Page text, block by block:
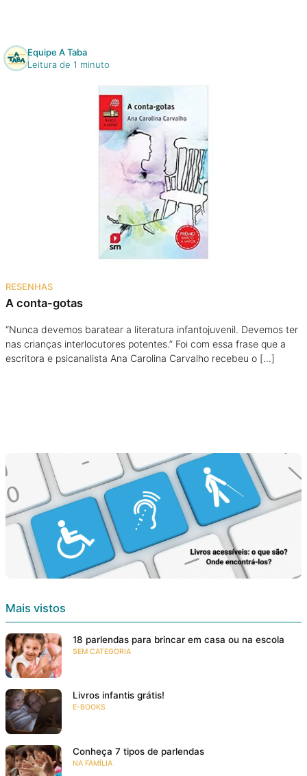
Cursos On line
Equipe A Taba
Leitura de 1 minuto
RESENHAS
A conta-gotas
“Nunca devemos baratear a literatura infantojuvenil. Devemos ter
nas crianças interlocutores potentes.” Foi com essa frase que a
escritora e psicanalista Ana Carolina Carvalho recebeu o […]
Mais vistos
18 parlendas para brincar em casa ou na escola
SEM CATEGORIA
Livros infantis grátis!
E-BOOKS
Conheça 7 tipos de parlendas
NA FAMÍLIA